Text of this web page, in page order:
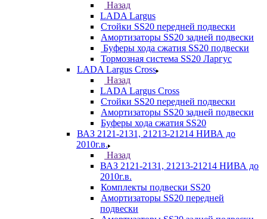
Назад
LADA Largus
Стойки SS20 передней подвески
Амортизаторы SS20 задней подвески
Буферы хода сжатия SS20 подвески
Тормозная система SS20 Ларгус
LADA Largus Cross
Назад
LADA Largus Cross
Стойки SS20 передней подвески
Амортизаторы SS20 задней подвески
Буферы хода сжатия SS20
ВАЗ 2121-2131, 21213-21214 НИВА до
2010г.в.
Назад
ВАЗ 2121-2131, 21213-21214 НИВА до
2010г.в.
Комплекты подвески SS20
Амортизаторы SS20 передней
подвески